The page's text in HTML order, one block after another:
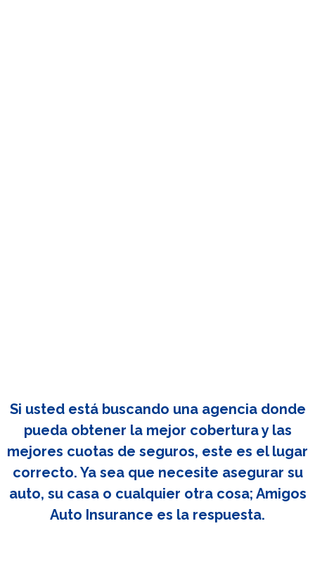
Si usted está buscando una agencia donde
pueda obtener la mejor cobertura y las
mejores cuotas de seguros, este es el lugar
correcto. Ya sea que necesite asegurar su
auto, su casa o cualquier otra cosa; Amigos
Auto Insurance es la respuesta.